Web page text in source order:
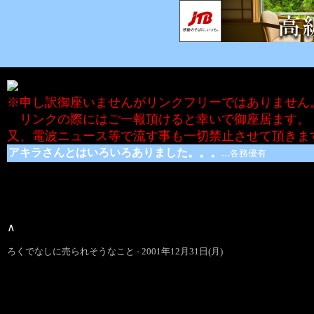
※申し訳御座いませんがリンクフリーではありません
リンクの際にはご一報頂けると幸いで御座居ます。
又、電波ニュース等で流す事も一切禁止させて頂きま
アキラさんとはいろいろありました。。。 ...各務優有
∧
ろくでなしに売られそうなこと - 2001年12月31日(月)